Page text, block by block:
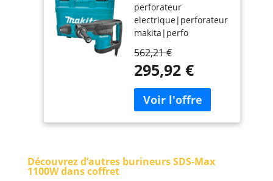
HM0870C
perforateur
electrique|perforateur
makita|perfo
makita|burineur sds
max|burineur
perforateur|HM0870C
562,21 €
295,92 €
Découvrez d’autres burineurs SDS-Max
1100W dans coffret